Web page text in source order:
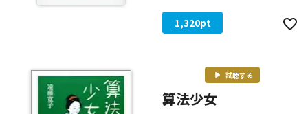
1,320pt
試聴する
算法少女